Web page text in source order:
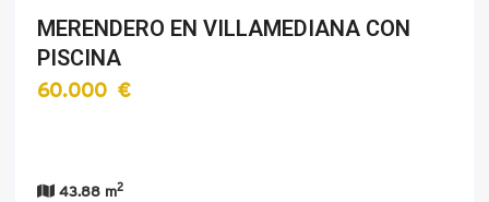
MERENDERO EN VILLAMEDIANA CON
PISCINA
60.000 €
43.88 m2